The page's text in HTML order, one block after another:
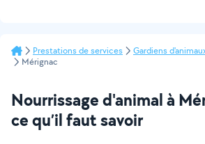
Prestations de services Gardiens
Mérignac
Nourrissage d'animal à
ce qu’il faut savoir